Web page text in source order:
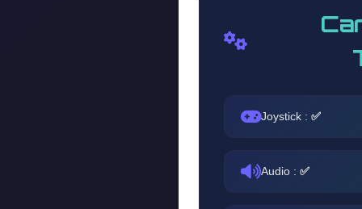
Joystick : ✅
Audio : ✅